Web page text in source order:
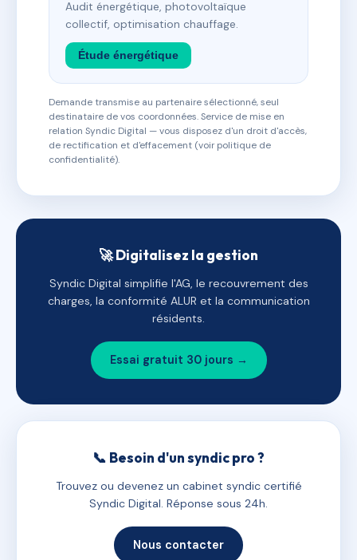
Audit énergétique, photovoltaïque
collectif, optimisation chauffage.
Étude énergétique
Demande transmise au partenaire sélectionné, seul
destinataire de vos coordonnées. Service de mise en
relation Syndic Digital — vous disposez d'un droit d'accès,
de rectification et d'effacement (voir politique de
confidentialité).
🚀 Digitalisez la gestion
Syndic Digital simplifie l'AG, le recouvrement des
charges, la conformité ALUR et la communication
résidents.
Essai gratuit 30 jours →
📞 Besoin d'un syndic pro ?
Trouvez ou devenez un cabinet syndic certifié
Syndic Digital. Réponse sous 24h.
Nous contacter